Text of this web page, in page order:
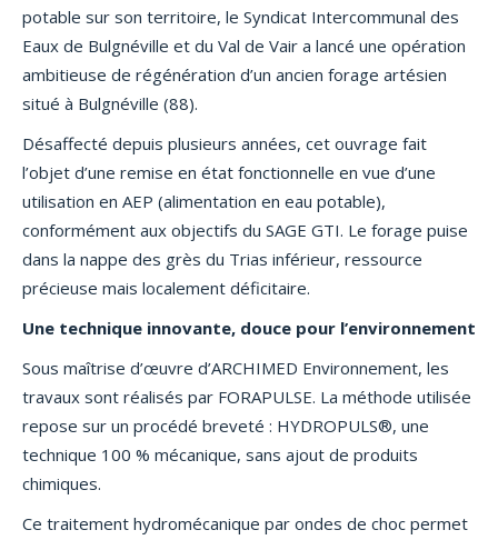
potable sur son territoire, le Syndicat Intercommunal des
Eaux de Bulgnéville et du Val de Vair a lancé une opération
ambitieuse de régénération d’un ancien forage artésien
situé à Bulgnéville (88).
Désaffecté depuis plusieurs années, cet ouvrage fait
l’objet d’une remise en état fonctionnelle en vue d’une
utilisation en AEP (alimentation en eau potable),
conformément aux objectifs du SAGE GTI. Le forage puise
dans la nappe des grès du Trias inférieur, ressource
précieuse mais localement déficitaire.
Une technique innovante, douce pour l’environnement
Sous maîtrise d’œuvre d’ARCHIMED Environnement, les
travaux sont réalisés par FORAPULSE. La méthode utilisée
repose sur un procédé breveté : HYDROPULS®, une
technique 100 % mécanique, sans ajout de produits
chimiques.
Ce traitement hydromécanique par ondes de choc permet